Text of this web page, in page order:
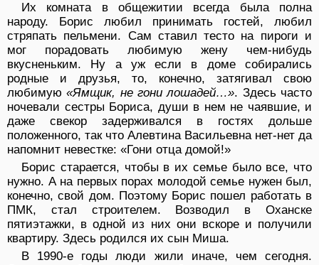
Их комната в общежитии всегда была полна
народу. Борис любил принимать гостей, любил
стряпать пельмени. Сам ставил тесто на пироги и
мог порадовать любимую жену чем-нибудь
вкусненьким. Ну а уж если в доме собирались
родные и друзья, то, конечно, затягивал свою
любимую«Ямщик, не гони лошадей…». Здесь часто
ночевали сестры Бориса, души в нем не чаявшие, и
даже свекор задерживался в гостях дольше
положенного, так что Алевтина Васильевна нет-нет да
напомнит невестке: «Гони отца домой!»
Борис старается, чтобы в их семье было все, что
нужно. А на первых порах молодой семье нужен был,
конечно, свой дом. Поэтому Борис пошел работать в
ПМК, стал строителем. Возводил в Оханске
пятиэтажки, в одной из них они вскоре и получили
квартиру. Здесь родился их сын Миша.
В 1990-е годы люди жили иначе, чем сегодня.